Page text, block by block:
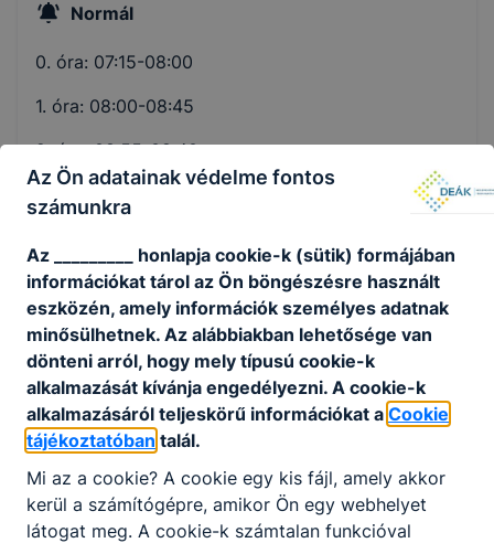
Normál
0. óra: 07:15-08:00
1. óra: 08:00-08:45
2. óra: 08:55-09:40
3. óra: 09:55-10:40
5. óra: 11:45-12:30
6. óra: 12:50-13:35
7. óra: 13:40-14:25
8. óra: 14:30-15:15
9. óra: 15:20-16:05
Az Ön adatainak védelme fontos
számunkra
Az _________ honlapja cookie-k (sütik) formájában
információkat tárol az Ön böngészésre használt
eszközén, amely információk személyes adatnak
minősülhetnek. Az alábbiakban lehetősége van
dönteni arról, hogy mely típusú cookie-k
alkalmazását kívánja engedélyezni. A cookie-k
alkalmazásáról teljeskörű információkat a Cookie
tájékoztatóban talál.
Mi az a cookie? A cookie egy kis fájl, amely akkor
kerül a számítógépre, amikor Ön egy webhelyet
látogat meg. A cookie-k számtalan funkcióval